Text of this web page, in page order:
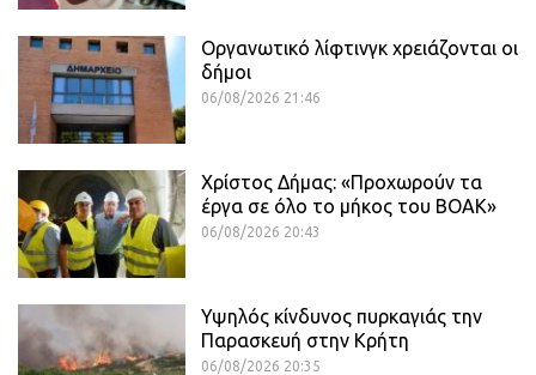
Οργανωτικό λίφτινγκ χρειάζονται οι
δήμοι
06/08/2026 21:46
Χρίστος Δήμας: «Προχωρούν τα
έργα σε όλο το μήκος του ΒΟΑΚ»
06/08/2026 20:43
Υψηλός κίνδυνος πυρκαγιάς την
Παρασκευή στην Κρήτη
06/08/2026 20:35